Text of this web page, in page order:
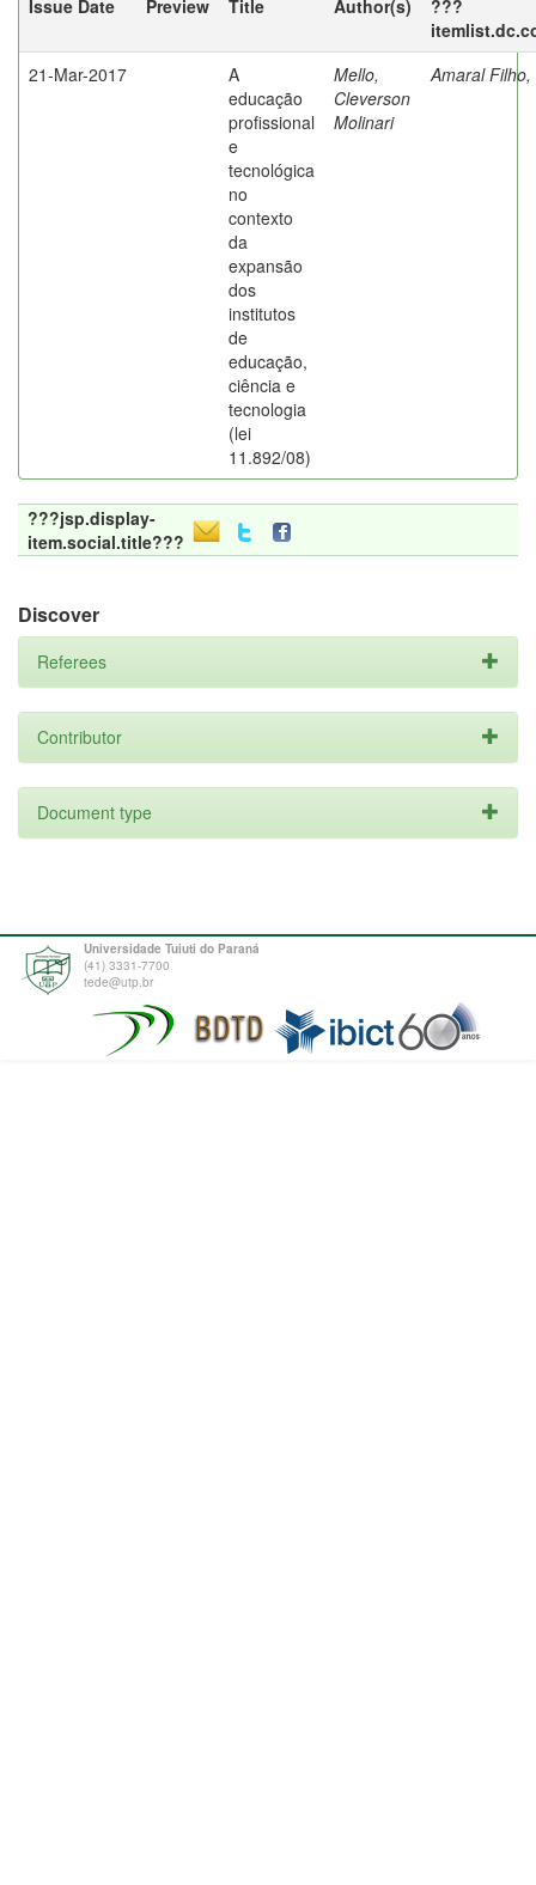
Issue Date Preview Title Author(s)
???
21-Mar-2017
A
educação
profissional
e
tecnológica
no
contexto
da
expansão
dos
institutos
de
educação,
ciência e
tecnologia
(lei
11.892/08)
Mello,
Cleverson
Molinari
Amaral
???jsp.display-
item.social.title???
Discover
Referees
Contributor
Document type
Universidade Tuiuti do Paraná
(41) 3331-7700
tede@utp.br